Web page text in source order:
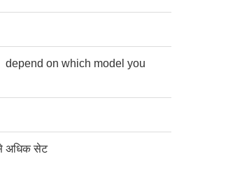
depend on which model you
अधिक सेट